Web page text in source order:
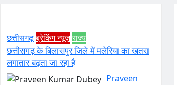
छत्तीसगढ़ब्रेकिंग न्यूज़राज्य
छत्तीसगढ़ के बिलासपुर जिले में मलेरिया का खतरा
लगातार बढ़ता जा रहा है
Praveen